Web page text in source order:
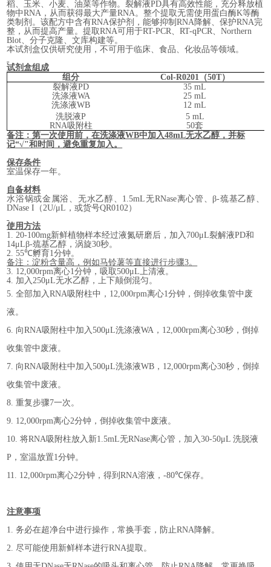
稻、玉米、小麦、油菜等作物。裂解液PD具有高效性能，充分释放植
物中RNA ，从而获得最大产量RNA。整个提取无需使用蛋白酶K等酶
类制剂。该配方中含有RNA保护剂，能够抑制RNA降解、保护RNA完
整，从而提高产量。提取RNA可用于RT-PCR、RT-qPCR、Northern
Blot、分子克隆、文库构建等。
本试剂盒仅供研究使用，不可用于临床、食品、化妆品等领域。
试剂盒组成
组分
Col-R0201（50T）
裂解液PD
35 mL
洗涤液WA
25 mL
洗涤液WB
12 mL
洗脱液P
5 mL
RNA吸附柱 50套
备注：第一次使用前，在洗涤液WB中加入48mL无水乙醇，并标
记“√"和时间，避免重复加入。
保存条件
室温保存一年。
自备材料
水浴锅或金属浴、 无水乙醇、 1.5mL无RNase离心管、 β-巯基乙醇、
DNase I （2U/μL ，或货号QR0102）
使用方法
1.20-100mg新鲜植物样本经过液氮研磨后， 加入 700μL裂解液PD和
14μLβ-巯基乙醇，涡旋30秒。
2.55℃孵育1分钟。
备注：淀粉含量高，例如马铃薯等直接进行步骤3。
3. 12,000rpm离心1分钟，吸取500μL上清液。
4. 加入250μL无水乙醇，上下颠倒混匀。
5.全部加入RNA吸附柱中， 12,000rpm离心1分钟，倒掉收集管中废
液。
6. 向RNA吸附柱中加入500μL洗涤液WA ， 12,000rpm离心30秒，倒掉
收集管中废液。
7. 向RNA吸附柱中加入500μL洗涤液WB ， 12,000rpm离心30秒，倒掉
收集管中废液。
8.重复步骤7一次。
9. 12,000rpm离心2分钟，倒掉收集管中废液。
10.将RNA吸附柱放入新1.5mL无RNase离心管，加入30-50μL洗脱液
P ，室温放置1分钟。
11. 12,000rpm离心2分钟，得到RNA溶液，-80℃保存。
注意事项
1.务必在超净台中进行操作，常换手套，防止RNA降解。
2. 尽可能使用新鲜样本进行RNA提取。